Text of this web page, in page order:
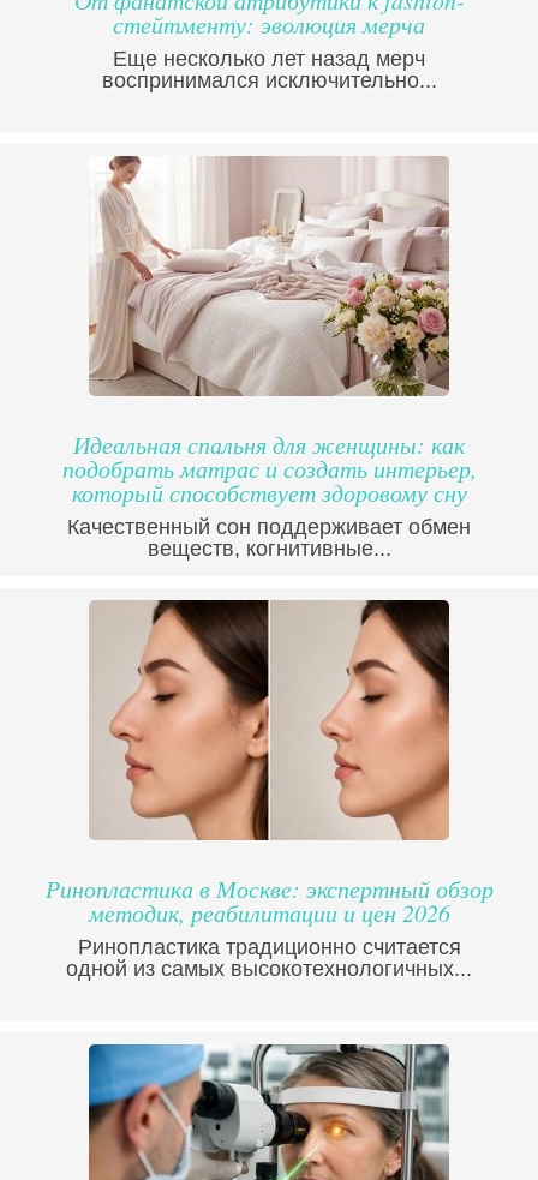
стейтменту: эволюция мерча
Еще несколько лет назад мерч
воспринимался исключительно...
Идеальная спальня для женщины: как
подобрать матрас и создать интерьер,
который способствует здоровому сну
Качественный сон поддерживает обмен
веществ, когнитивные...
Ринопластика в Москве: экспертный обзор
методик, реабилитации и цен 2026
Ринопластика традиционно считается
одной из самых высокотехнологичных...